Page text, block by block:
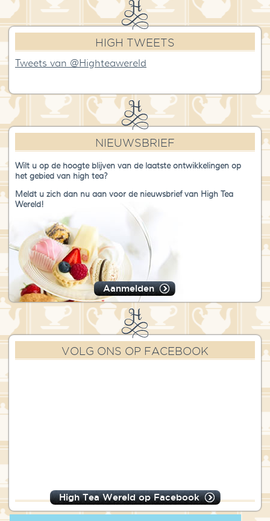
HIGH TWEETS
Tweets van @Highteawereld
NIEUWSBRIEF
Wilt u op de hoogte blijven van de laatste ontwikkelingen op
het gebied van high tea?
Meldt u zich dan nu aan voor de nieuwsbrief van High Tea
Wereld!
Aanmelden
VOLG ONS OP FACEBOOK
High Tea Wereld op Facebook